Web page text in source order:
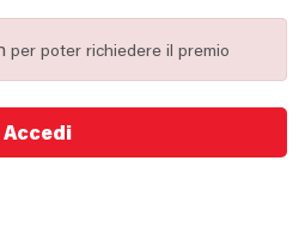
per poter richiedere il premio
Accedi